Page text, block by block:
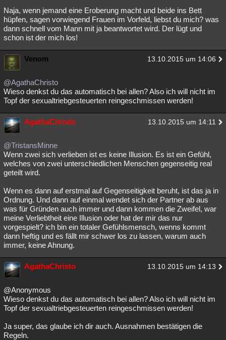
Naja, wenn jemand eine Eroberung macht und beide ins Bett
hüpfen, sagen vorwiegend Frauen im Vorfeld, liebst du mich? was
dann schnell vom Mann mit ja beantwortet wird. Der lügt und
schon ist der mich los!
Venom 13.10.2015 um 14:06
@AgathaChristo
Wieso denkst du das automatisch bei allen? Also ich will nicht im
Topf der sexualtriebgesteuerten reingeschmissen werden!
AgathaChristo 13.10.2015 um 14:11
@TristansMinne
Wenn zwei sich verlieben ist es keine Illusion. Es ist ein Gefühl,
welches von zwei unterschiedlichen Menschen gegenseitig real
geteilt wird.
Wenn es dann auf erstmal auf Gegenseitigkeit beruht, ist das ja in
Ordnung. Und dann auf einmal wendet sich der Partner ab aus
was für Gründen auch immer und dann kommen die Zweifel, war
meine Verliebtheit eine Illusion oder hat der mir das nur
vorgespielt? ich bin ein totaler Gefühlsmensch, wenns kommt
dann heftig und es fällt mir schwer los zu lassen, warum auch
immer, keine Ahnung.
AgathaChristo 13.10.2015 um 14:13
@Anonymous
Wieso denkst du das automatisch bei allen? Also ich will nicht im
Topf der sexualtriebgesteuerten reingeschmissen werden!
Ja super, das glaube ich dir auch. Ausnahmen bestätigen die
Regeln.